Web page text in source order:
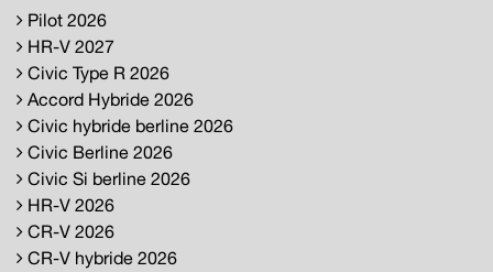
Pilot 2026
HR-V 2027
Civic Type R 2026
Accord Hybride 2026
Civic hybride berline 2026
Civic Berline 2026
Civic Si berline 2026
HR-V 2026
CR-V 2026
CR-V hybride 2026